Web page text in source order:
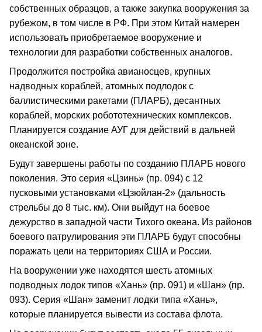
собственных образцов, а также закупка вооружения за
рубежом, в том числе в РФ. При этом Китай намерен
использовать приобретаемое вооружение и
технологии для разработки собственных аналогов.
Продолжится постройка авианосцев, крупных
надводных кораблей, атомных подлодок с
баллистическими ракетами (ПЛАРБ), десантных
кораблей, морских робототехнических комплексов.
Планируется создание АУГ для действий в дальней
океанской зоне.
Будут завершены работы по созданию ПЛАРБ нового
поколения. Это серия «Цзинь» (пр. 094) с 12
пусковыми установками «Цзюйлан-2» (дальность
стрельбы до 8 тыс. км). Они выйдут на боевое
дежурство в западной части Тихого океана. Из районов
боевого патрулирования эти ПЛАРБ будут способны
поражать цели на территориях США и России.
На вооружении уже находятся шесть атомных
подводных лодок типов «Хань» (пр. 091) и «Шан» (пр.
093). Серия «Шан» заменит лодки типа «Хань»,
которые планируется вывести из состава флота.